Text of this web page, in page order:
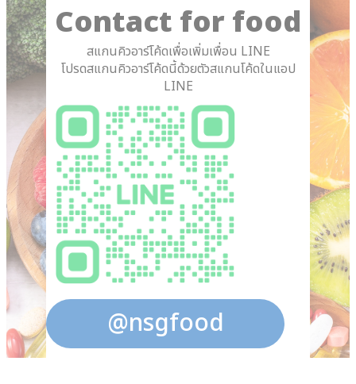
Contact for food
สแกนคิวอาร์โค้ดเพื่อเพิ่มเพื่อน LINE
โปรดสแกนคิวอาร์โค้ดนี้ด้วยตัวสแกนโค้ดในแอป
LINE
@nsgfood